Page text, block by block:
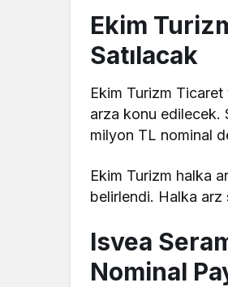
Ekim
Satılacak
Ekim Turizm Ticaret
arza konu edilecek.
milyon TL nominal
Ekim Turizm halka
belirlendi. Halka arz
Isvea
Nominal